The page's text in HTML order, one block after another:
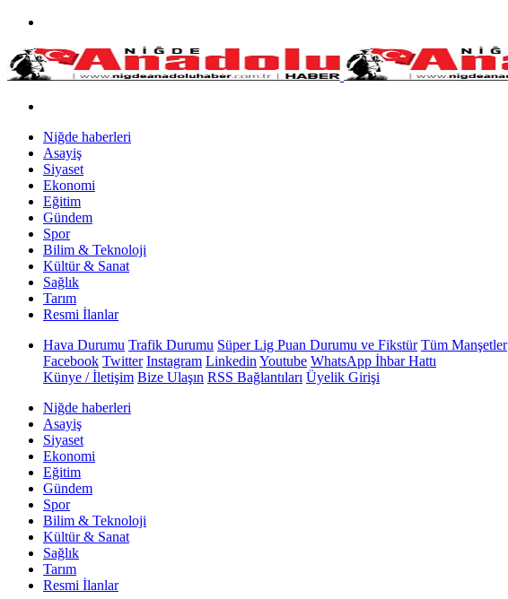
Niğde haberleri
Asayiş
Siyaset
Ekonomi
Eğitim
Gündem
Spor
Bilim & Teknoloji
Kültür & Sanat
Sağlık
Tarım
Resmi İlanlar
Hava Durumu Trafik Durumu Süper Lig Puan Durumu ve Fikstür Tüm Manşetler
Facebook Twitter Instagram Linkedin Youtube WhatsApp İhbar Hattı
Künye / İletişim Bize Ulaşın RSS Bağlantıları Üyelik Girişi
Niğde haberleri
Asayiş
Siyaset
Ekonomi
Eğitim
Gündem
Spor
Bilim & Teknoloji
Kültür & Sanat
Sağlık
Tarım
Resmi İlanlar